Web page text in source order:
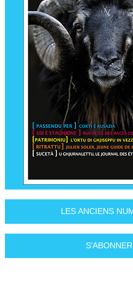
LES ANCIENS
S'ABONNER